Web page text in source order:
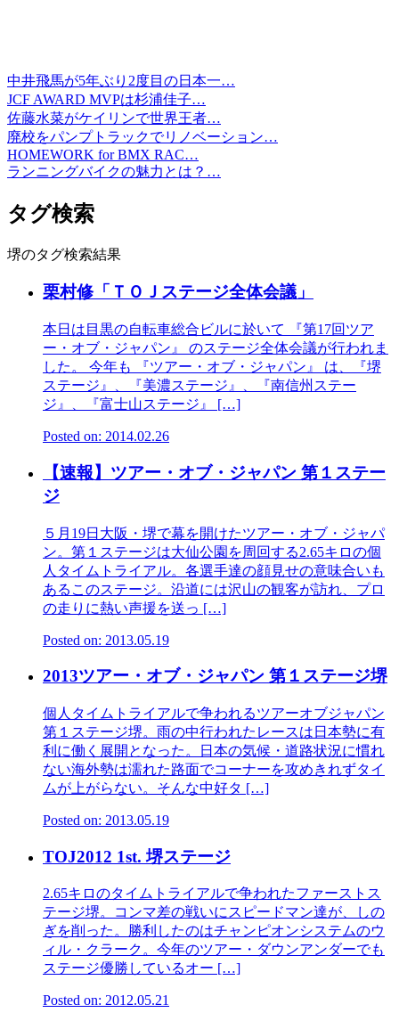
中井飛馬が5年ぶり2度目の日本一…
JCF AWARD MVPは杉浦佳子…
佐藤水菜がケイリンで世界王者…
廃校をパンプトラックでリノベーション…
HOMEWORK for BMX RAC…
ランニングバイクの魅力とは？…
タグ検索
堺のタグ検索結果
栗村修「ＴＯＪステージ全体会議」
本日は目黒の自転車総合ビルに於いて 『第17回ツア
ー・オブ・ジャパン』 のステージ全体会議が行われま
した。 今年も 『ツアー・オブ・ジャパン』 は、『堺
ステージ』、『美濃ステージ』、『南信州ステー
ジ』、『富士山ステージ』 […]
Posted on: 2014.02.26
【速報】ツアー・オブ・ジャパン 第１ステー
ジ
５月19日大阪・堺で幕を開けたツアー・オブ・ジャパ
ン。第１ステージは大仙公園を周回する2.65キロの個
人タイムトライアル。各選手達の顔見せの意味合いも
あるこのステージ。沿道には沢山の観客が訪れ、プロ
の走りに熱い声援を送っ […]
Posted on: 2013.05.19
2013ツアー・オブ・ジャパン 第１ステージ堺
個人タイムトライアルで争われるツアーオブジャパン
第１ステージ堺。雨の中行われたレースは日本勢に有
利に働く展開となった。日本の気候・道路状況に慣れ
ない海外勢は濡れた路面でコーナーを攻めきれずタイ
ムが上がらない。そんな中好タ […]
Posted on: 2013.05.19
TOJ2012 1st. 堺ステージ
2.65キロのタイムトライアルで争われたファーストス
テージ堺。コンマ差の戦いにスピードマン達が、しの
ぎを削った。勝利したのはチャンピオンシステムのウ
ィル・クラーク。今年のツアー・ダウンアンダーでも
ステージ優勝しているオー […]
Posted on: 2012.05.21